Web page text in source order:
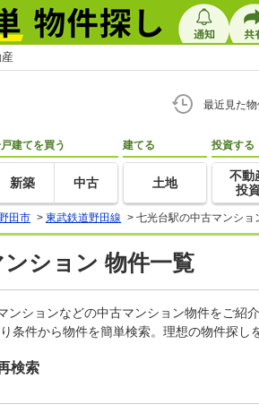
最近見た
建てを買う
新築 中古
建てる
土地
投資する
不動
投
田市 > 東武鉄道野田線 > 七光台駅の中古マンショ
ション 物件一覧
ションなどの中古マンション物件をご紹
条件から物件を簡単検索。理想の物件探し
検索